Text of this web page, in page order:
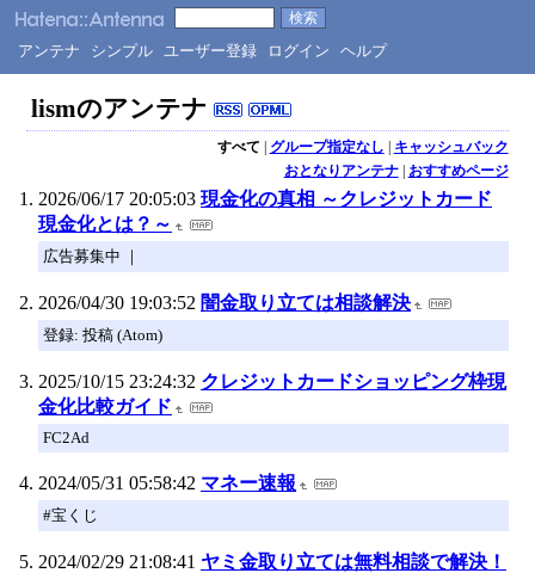
アンテナ シンプル ユーザー登録 ログイン ヘルプ
lismのアンテナ
すべて | グループ指定なし | キャッシュバック
おとなりアンテナ| おすすめページ
2026/06/17 20:05:03 現金化の真相 ～クレジットカード
現金化とは？～
広告募集中 ｜
2026/04/30 19:03:52 闇金取り立ては相談解決
登録: 投稿 (Atom)
2025/10/15 23:24:32 クレジットカードショッピング枠現
金化比較ガイド
FC2Ad
2024/05/31 05:58:42 マネー速報
#宝くじ
2024/02/29 21:08:41 ヤミ金取り立ては無料相談で解決！